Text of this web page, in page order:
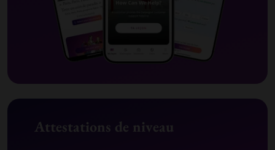
Attestations de niveau